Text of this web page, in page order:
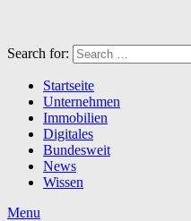
Search for:
Startseite
Unternehmen
Immobilien
Digitales
Bundesweit
News
Wissen
Menu